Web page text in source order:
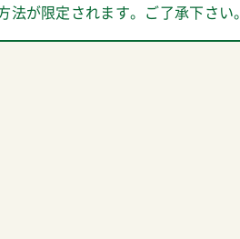
が限定されます。ご了承下さい。